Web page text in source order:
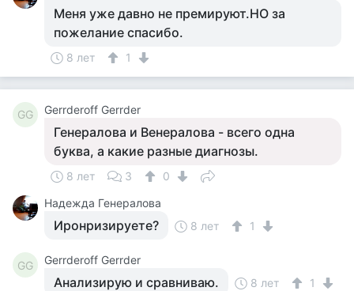
Меня уже давно не премируют.НО за
пожелание спасибо.
8 лет 1
GG Gerrderoff Gerrder
Генералова и Венералова - всего одна
буква, а какие разные диагнозы.
8 лет 3
0
Надежда Генералова
Иронризируете? 8 лет 1
GG Gerrderoff Gerrder
Анализирую и сравниваю. 8 лет 1